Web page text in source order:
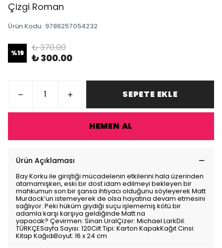
Çizgi Roman
Ürün Kodu: 9786257054232
%19 ₺ 370.00
₺ 300.00
SEPETE EKLE
HEMEN AL
Ürün Açıklaması
Bay Korku ile giriştiği mücadelenin etkilerini hala üzerinden
atamamışken, eski bir dost idam edilmeyi bekleyen bir
mahkumun son bir şansa ihtiyacı olduğunu söyleyerek Matt
Murdock’un istemeyerek de olsa hayatına devam etmesini
sağlıyor. Peki hüküm giydiği suçu işlememiş kötü bir
adamla karşı karşıya geldiğinde Matt na
yapacak? Çevirmen: Sinan UralÇizer: Michael LarkDil:
TÜRKÇESayfa Sayısı: 120Cilt Tipi: Karton KapakKağıt Cinsi:
Kitap KağıdıBoyut: 16 x 24 cm